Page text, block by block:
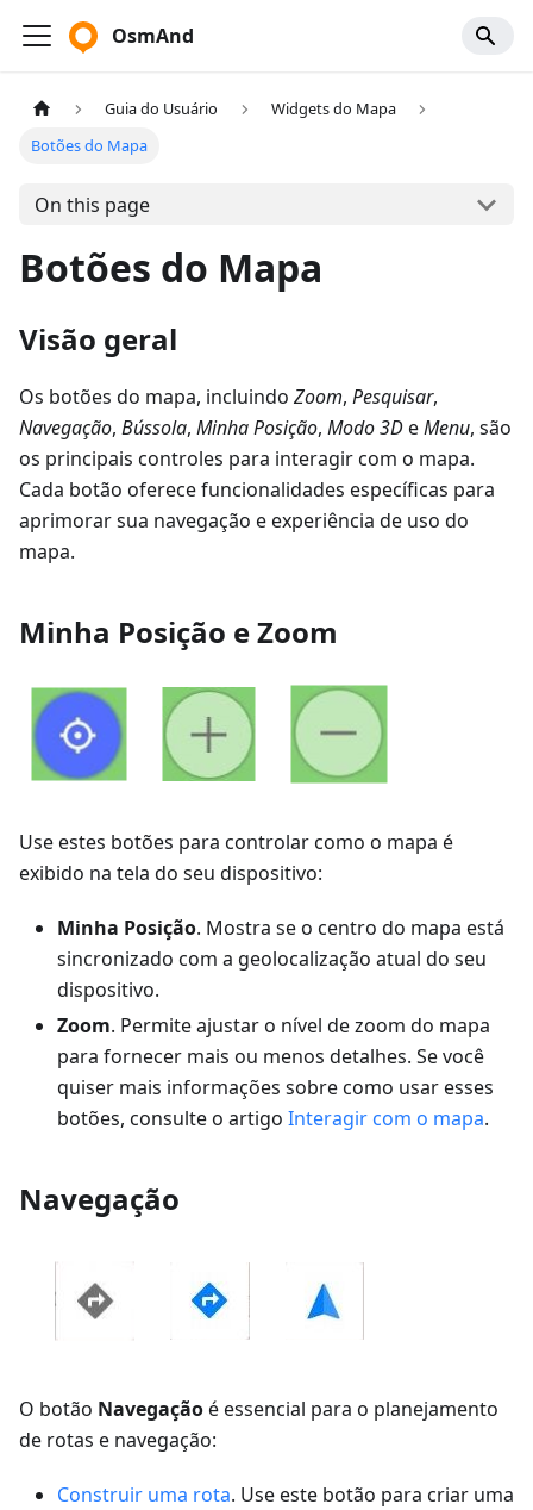
OsmAnd
Guia do Usuário
Widgets do Mapa
Botões do Mapa
On this page
Botões do Mapa
Visão geral
Os botões do mapa, incluindo Zoom, Pesquisar,
Navegação, Bússola, Minha Posição, Modo 3DeMenu, são
os principais controles para interagir com o mapa.
Cada botão oferece funcionalidades específicas para
aprimorar sua navegação e experiência de uso do
mapa.
Minha Posição e Zoom
Use estes botões para controlar como o mapa é
exibido na tela do seu dispositivo:
Minha Posição. Mostra se o centro do mapa está
sincronizado com a geolocalização atual do seu
dispositivo.
Zoom. Permite ajustar o nível de zoom do mapa
para fornecer mais ou menos detalhes. Se você
quiser mais informações sobre como usar esses
botões, consulte o artigo Interagir com o mapa.
Navegação
O botão Navegaçãoé essencial para o planejamento
de rotas e navegação:
Construir uma rota. Use este botão para criar uma